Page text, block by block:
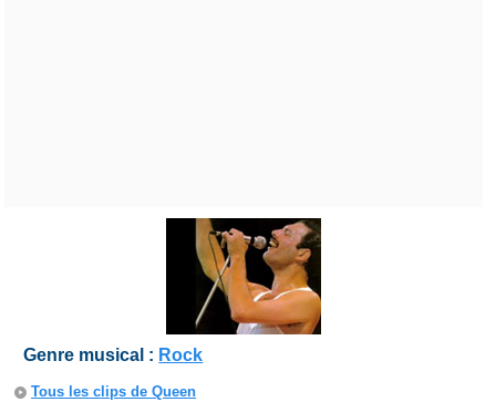
Genre musical : Rock
Tous les clips de Queen